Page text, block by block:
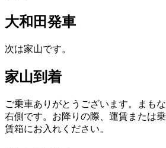
大和田発車
次は家山です。
家山到着
ご乗車ありがとうございます。まも
右側です。お降りの際、運賃または
賃箱にお入れください。